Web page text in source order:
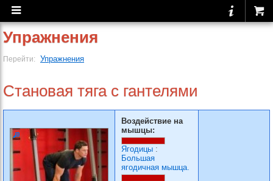
Упражнения
Перейти: Упражнения
Становая тяга с гантелями
Воздействие на
мышцы:
Ягодицы :
Большая
ягодичная мышца.